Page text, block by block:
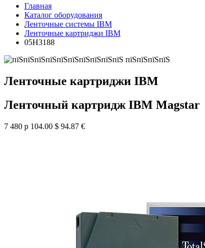
Главная
Каталог оборудования
Ленточные системы IBM
Ленточные картриджи IBM
05H3188
Ленточные картриджи IBM
Ленточный картридж IBM Magstar
7 480 р 104.00 $ 94.87 €